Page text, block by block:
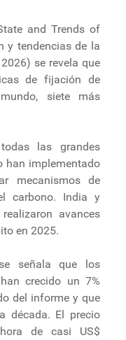
and Trends of
y tendencias de la
se revela que
de fijación de
siete más
las grandes
han implementado
mecanismos de
carbono. India y
avances
en 2025.
señala que los
crecido un 7%
del informe y que
década. El precio
de casi US$